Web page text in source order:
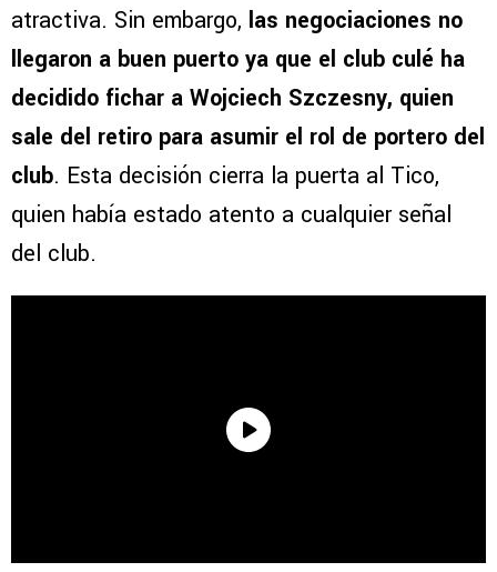
atractiva. Sin embargo, las negociaciones no
llegaron a buen puerto ya que el club culé ha
decidido fichar a Wojciech Szczesny, quien
sale del retiro para asumir el rol de portero del
club. Esta decisión cierra la puerta al Tico,
quien había estado atento a cualquier señal
del club.